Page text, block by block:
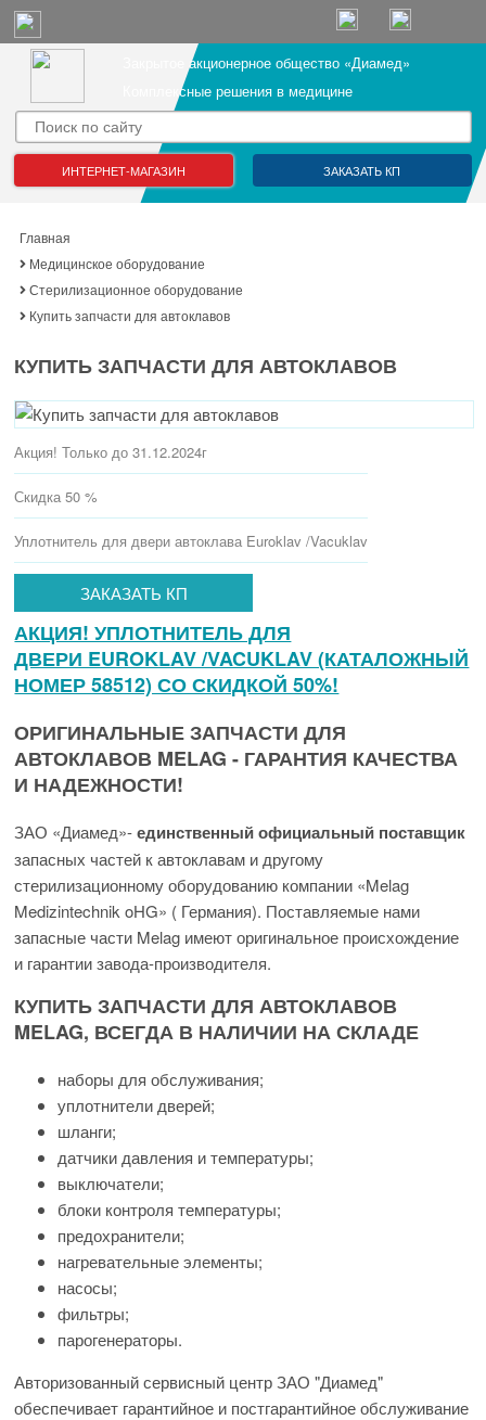
Закрытое акционерное общество «Диамед»
Комплексные решения в медицине
ИНТЕРНЕТ-МАГАЗИН ЗАКАЗАТЬ КП
Главная
Медицинское оборудование
Стерилизационное оборудование
Купить запчасти для автоклавов
КУПИТЬ ЗАПЧАСТИ ДЛЯ АВТОКЛАВОВ
Акция! Только до 31.12.2024г
Скидка 50 %
Уплотнитель для двери автоклава Euroklav /Vacuklav
ЗАКАЗАТЬ КП
АКЦИЯ! УПЛОТНИТЕЛЬ ДЛЯ
ДВЕРИ EUROKLAV /VACUKLAV (КАТАЛОЖНЫЙ
НОМЕР 58512) СО СКИДКОЙ 50%!
ОРИГИНАЛЬНЫЕ ЗАПЧАСТИ ДЛЯ
АВТОКЛАВОВ MELAG - ГАРАНТИЯ КАЧЕСТВА
И НАДЕЖНОСТИ!
ЗАО «Диамед»-единственный официальный поставщик
запасных частей к автоклавам и другому
стерилизационному оборудованию компании «Melag
Medizintechnik oHG» ( Германия). Поставляемые нами
запасные части Melag имеют оригинальное происхождение
и гарантии завода-производителя.
КУПИТЬ ЗАПЧАСТИ ДЛЯ АВТОКЛАВОВ
MELAG, ВСЕГДА В НАЛИЧИИ НА СКЛАДЕ
наборы для обслуживания;
уплотнители дверей;
шланги;
датчики давления и температуры;
выключатели;
блоки контроля температуры;
предохранители;
нагревательные элементы;
насосы;
фильтры;
парогенераторы.
Авторизованный сервисный центр ЗАО "Диамед"
обеспечивает гарантийное и постгарантийное обслуживание